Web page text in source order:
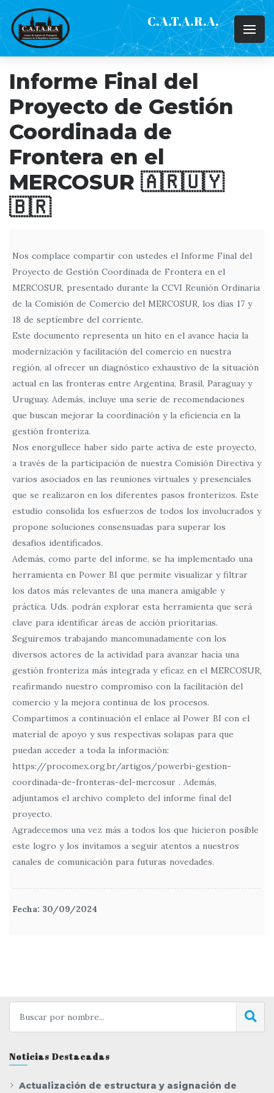
C.A.T.A.R.A.
Informe Final del
Proyecto de Gestión
Coordinada de
Frontera en el
MERCOSUR 🇦🇷​🇺🇾​
🇧🇷
Nos complace compartir con ustedes el Informe Final del
Proyecto de Gestión Coordinada de Frontera en el
MERCOSUR, presentado durante la CCVI Reunión Ordinaria
de la Comisión de Comercio del MERCOSUR, los días 17 y
18 de septiembre del corriente.
Este documento representa un hito en el avance hacia la
modernización y facilitación del comercio en nuestra
región, al ofrecer un diagnóstico exhaustivo de la situación
actual en las fronteras entre Argentina, Brasil, Paraguay y
Uruguay. Además, incluye una serie de recomendaciones
que buscan mejorar la coordinación y la eficiencia en la
gestión fronteriza.
Nos enorgullece haber sido parte activa de este proyecto,
a través de la participación de nuestra Comisión Directiva y
varios asociados en las reuniones virtuales y presenciales
que se realizaron en los diferentes pasos fronterizos. Este
estudio consolida los esfuerzos de todos los involucrados y
propone soluciones consensuadas para superar los
desafíos identificados.
Además, como parte del informe, se ha implementado una
herramienta en Power BI que permite visualizar y filtrar
los datos más relevantes de una manera amigable y
práctica. Uds. podrán explorar esta herramienta que será
clave para identificar áreas de acción prioritarias.
Seguiremos trabajando mancomunadamente con los
diversos actores de la actividad para avanzar hacia una
gestión fronteriza más integrada y eficaz en el MERCOSUR,
reafirmando nuestro compromiso con la facilitación del
comercio y la mejora continua de los procesos.
Compartimos a continuación el enlace al Power BI con el
material de apoyo y sus respectivas solapas para que
puedan acceder a toda la información:
https://procomex.org.br/artigos/powerbi-gestion-
coordinada-de-fronteras-del-mercosur . Además,
adjuntamos el archivo completo del informe final del
proyecto.
Agradecemos una vez más a todos los que hicieron posible
este logro y los invitamos a seguir atentos a nuestros
canales de comunicación para futuras novedades.
Fecha: 30/09/2024
Noticias Destacadas
Actualización de estructura y asignación de